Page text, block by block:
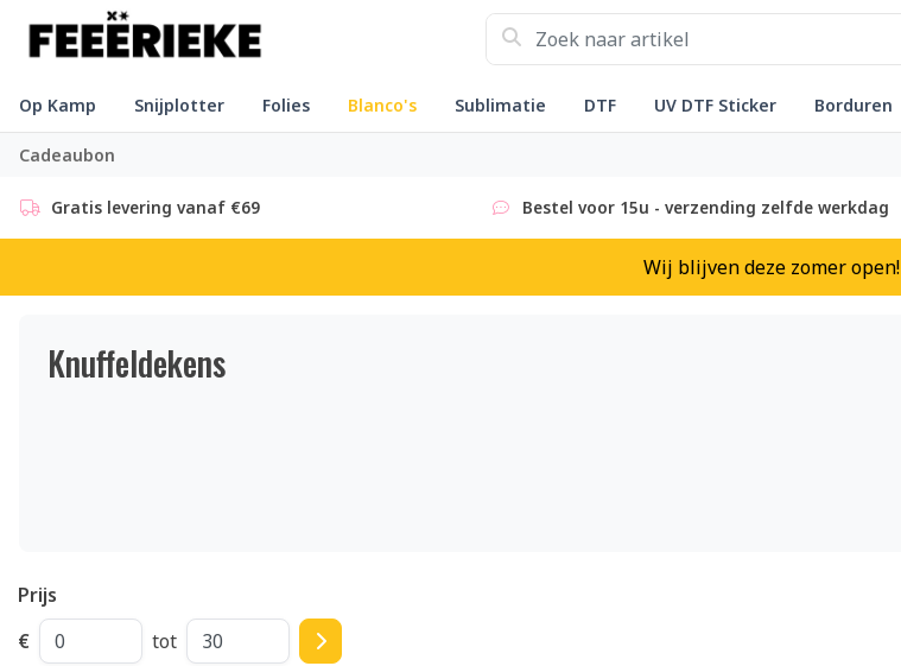
Op Kamp Snijplotter Folies Blanco's Sublimatie DTF UV DTF Sticker Borduren
Cadeaubon
Gratis levering vanaf €69 Bestel voor 15u - verzending zelfde werkdag
Wij blijven deze zomer open!
Knuffeldekens
Prijs
€
tot